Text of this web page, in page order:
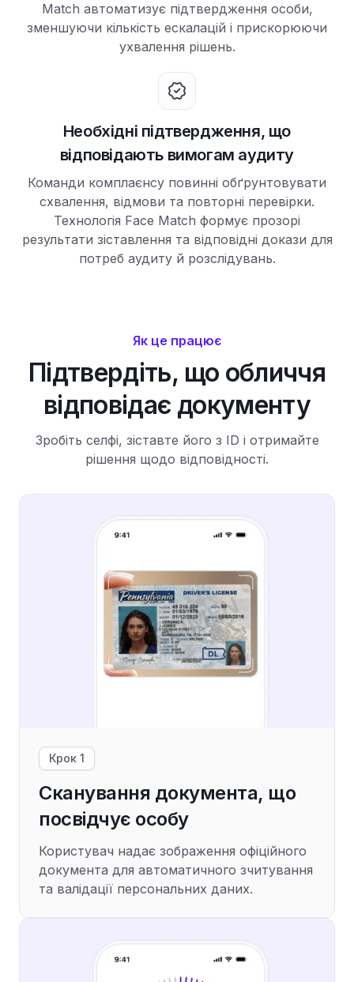
Match автоматизує підтвердження особи,
зменшуючи кількість ескалацій і прискорюючи
ухвалення рішень.
Необхідні підтвердження, що
відповідають вимогам аудиту
Команди комплаєнсу повинні обґрунтовувати
схвалення, відмови та повторні перевірки.
Технологія Face Match формує прозорі
результати зіставлення та відповідні докази для
потреб аудиту й розслідувань.
Як це працює
Підтвердіть, що обличчя
відповідає документу
Зробіть селфі, зіставте його з ID і отримайте
рішення щодо відповідності.
Крок 1
Сканування документа, що
посвідчує особу
Користувач надає зображення офіційного
документа для автоматичного зчитування
та валідації персональних даних.